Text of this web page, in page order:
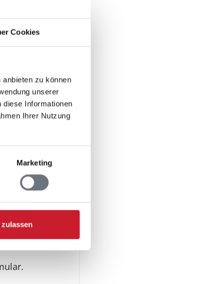
Cookies
zu können
unserer
diese Informationen
Ihrer Nutzung
Marketing
zulassen